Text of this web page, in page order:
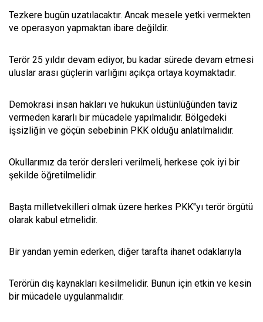
Tezkere bugün uzatılacaktır. Ancak mesele yetki vermekten
ve operasyon yapmaktan ibare değildir.
Terör 25 yıldır devam ediyor, bu kadar sürede devam etmesi
uluslar arası güçlerin varlığını açıkça ortaya koymaktadır.
Demokrasi insan hakları ve hukukun üstünlüğünden taviz
vermeden kararlı bir mücadele yapılmalıdır. Bölgedeki
işsizliğin ve göçün sebebinin PKK olduğu anlatılmalıdır.
Okullarımız da terör dersleri verilmeli, herkese çok iyi bir
şekilde öğretilmelidir.
Başta milletvekilleri olmak üzere herkes PKK"yı terör örgütü
olarak kabul etmelidir.
Bir yandan yemin ederken, diğer tarafta ihanet odaklarıyla
Terörün dış kaynakları kesilmelidir. Bunun için etkin ve kesin
bir mücadele uygulanmalıdır.